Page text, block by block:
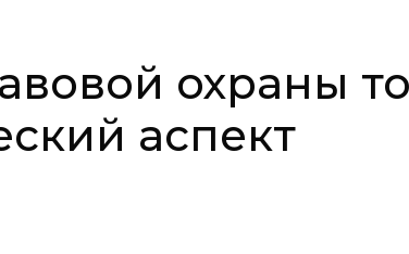
охраны
аспект